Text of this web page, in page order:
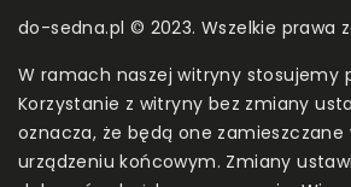
do-sedna.pl © 2023. Wszelkie prawa
W ramach naszej witryny stosujemy
Korzystanie z witryny bez zmiany
oznacza, że będą one zamieszczane
urządzeniu końcowym. Zmiany